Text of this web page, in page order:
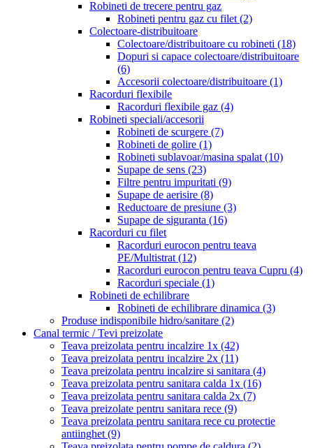
Robineti de trecere pentru gaz
Robineti pentru gaz cu filet (2)
Colectoare-distribuitoare
Colectoare/distribuitoare cu robineti (18)
Dopuri si capace colectoare/distribuitoare
(6)
Accesorii colectoare/distribuitoare (1)
Racorduri flexibile
Racorduri flexibile gaz (4)
Robineti speciali/accesorii
Robineti de scurgere (7)
Robineti de golire (1)
Robineti sublavoar/masina spalat (10)
Supape de sens (23)
Filtre pentru impuritati (9)
Supape de aerisire (8)
Reductoare de presiune (3)
Supape de siguranta (16)
Racorduri cu filet
Racorduri eurocon pentru teava
PE/Multistrat (12)
Racorduri eurocon pentru teava Cupru (4)
Racorduri speciale (1)
Robineti de echilibrare
Robineti de echilibrare dinamica (3)
Produse indisponibile hidro/sanitare (2)
Canal termic / Tevi preizolate
Teava preizolata pentru incalzire 1x (42)
Teava preizolata pentru incalzire 2x (11)
Teava preizolata pentru incalzire si sanitara (4)
Teava preizolata pentru sanitara calda 1x (16)
Teava preizolata pentru sanitara calda 2x (7)
Teava preizolate pentru sanitara rece (9)
Teava preizolata pentru sanitara rece cu protectie
antiinghet (9)